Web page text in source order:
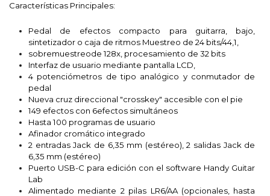
Características Principales:
Pedal de efectos compacto para guitarra, bajo,
sintetizador o caja de ritmos Muestreo de 24 bits/44,1,
sobremuestreode 128x, procesamiento de 32 bits
Interfaz de usuario mediante pantalla LCD,
4 potenciómetros de tipo analógico y conmutador de
pedal
Nueva cruz direccional "crosskey" accesible con el pie
149 efectos con 6efectos simultáneos
Hasta 100 programas de usuario
Afinador cromático integrado
2 entradas Jack de 6,35 mm (estéreo), 2 salidas Jack de
6,35 mm (estéreo)
Puerto USB-C para edición con el software Handy Guitar
Lab
Alimentado mediante 2 pilas LR6/AA (opcionales, hasta